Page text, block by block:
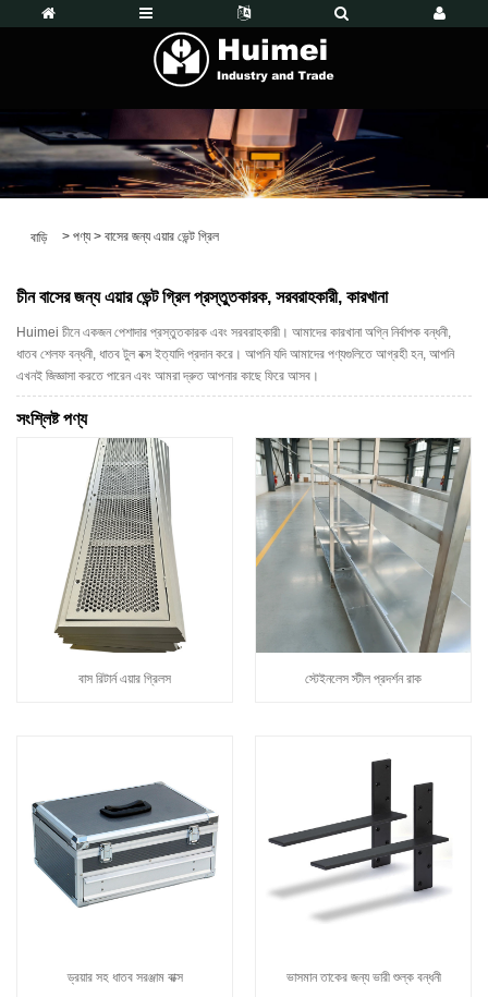
বাড়ি > পণ্য > বাসের জন্য এয়ার ভেন্ট গ্রিল
চীন বাসের জন্য এয়ার ভেন্ট গ্রিল প্রস্তুতকারক, সরবরাহকারী, কারখানা
Huimei চীনে একজন পেশাদার প্রস্তুতকারক এবং সরবরাহকারী। আমাদের কারখানা অগ্নি নির্বাপক বন্ধনী,
ধাতব শেলফ বন্ধনী, ধাতব টুল বক্স ইত্যাদি প্রদান করে। আপনি যদি আমাদের পণ্যগুলিতে আগ্রহী হন, আপনি
এখনই জিজ্ঞাসা করতে পারেন এবং আমরা দ্রুত আপনার কাছে ফিরে আসব।
সংশ্লিষ্ট পণ্য
বাস রিটার্ন এয়ার গ্রিলস স্টেইনলেস স্টীল প্রদর্শন রাক
ড্রয়ার সহ ধাতব সরঞ্জাম বাক্স ভাসমান তাকের জন্য ভারী শুল্ক বন্ধনী